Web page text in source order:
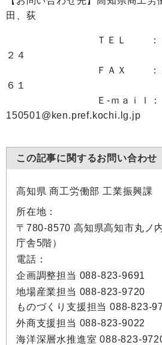
田、荻
ＴＥＬ ：０８８－
２４
ＦＡＸ ：０８８－
６１
Ｅ-ｍａｉｌ：
150501@ken.pref.kochi.lg.jp
この記事に関するお問い合わせ
高知県 商工労働部 工業振興課
所在地：
〒780-8570 高知県高知市丸ノ
庁舎5階）
電話：
企画調整担当 088-823-9691
地場産業担当 088-823-9720
ものづくり支援担当 088-823-
外商支援担当 088-823-9022
海洋深層水推進室 088-823-